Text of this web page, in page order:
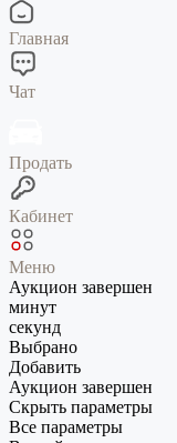
Главная
Чат
Продать
Кабинет
Меню
Аукцион завершен
минут
секунд
Выбрано
Добавить
Аукцион завершен
Скрыть параметры
Все параметры